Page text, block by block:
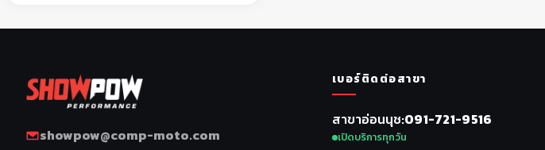
showpow@comp-moto.com
เบอร์ติดต่อสาขา
สาขาอ่อนนุช 091-721-9516
เปิดบริการทุกวัน